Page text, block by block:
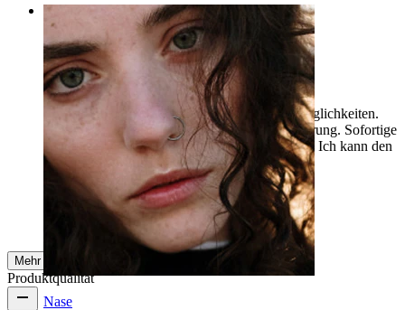
Nase
Rating
Nasenpiercing
Eine großartige Firma mit schönen Auswahlmöglichkeiten.
Ich bin begeistert von der Präzision der Ausführung. Sofortige
Antwort von einer netten Dame auf WhatsApp. Ich kann den
Einkauf nur wärmstens empfehlen.
Halina Verifizierter Kauf
AI-Übersetzung Original anzeigen
Mehr ansehen
Produktqualität